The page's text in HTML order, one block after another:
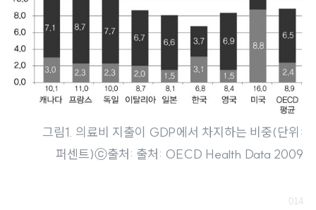
그림1. 의료비 지출이 GDP에서 차지하는 비중(단위:
퍼센트)ⓒ출처: 출처: OECD Health Data 2009